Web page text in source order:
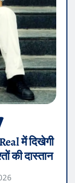
में दिखेगी
की दास्तान